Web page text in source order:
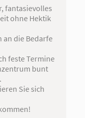
fantasievolles
ohne Hektik
an die Bedarfe
feste Termine
bunt
Sie sich